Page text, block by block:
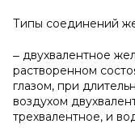
Типы соединений
‒ двухвалентное
растворенном
глазом, при
воздухом
трехвалентное, и